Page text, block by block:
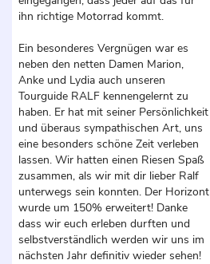
ihn richtige Motorrad kommt.
Ein besonderes Vergnügen war es
neben den netten Damen Marion,
Anke und Lydia auch unseren
Tourguide RALF kennengelernt zu
haben. Er hat mit seiner Persönlichkeit
und überaus sympathischen Art, uns
eine besonders schöne Zeit verleben
lassen. Wir hatten einen Riesen Spaß
zusammen, als wir mit dir lieber Ralf
unterwegs sein konnten. Der Horizont
wurde um 150% erweitert! Danke
dass wir euch erleben durften und
selbstverständlich werden wir uns im
nächsten Jahr definitiv wieder sehen!